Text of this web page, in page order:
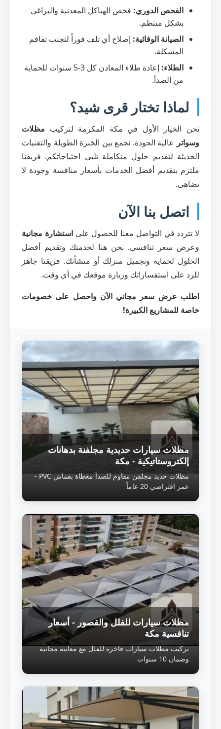
الفحص الدوري: فحص الهياكل المعدنية والبراغي
بشكل منتظم.
الصيانة الوقائية: إصلاح أي تلف فوراً لتجنب تفاقم
المشكلة.
الطلاء:
إعادة طلاء المعادن كل 3-5 سنوات للحماية
من الصدأ.
لماذا تختار قرى شيد؟
نحن الخيار الأول في مكة المكرمة لتركيب مظلات
وسواتر عالية الجودة. نجمع بين الخبرة الطويلة والتقنيات
الحديثة لتقديم حلول متكاملة تلبي احتياجاتكم. فريقنا
ملتزم بتقديم أفضل الخدمات بأسعار منافسة وجودة لا
تضاهى.
اتصل بنا الآن
لا تتردد في التواصل معنا للحصول علىاستشارة مجانية
وعرض سعر تنافسي. نحن هنا لخدمتك وتقديم أفضل
الحلول لحماية وتجميل منزلك أو منشأتك. فريقنا جاهز
للرد على استفساراتك وزيارة موقعك في أي وقت.
اطلب عرض سعر مجاني الآن واحصل على خصومات
خاصة للمشاريع الكبيرة!
مظلات سيارات حديدية مجلفنة بدهانات
إلكتروستاتيكية - مكة
مظلات حديد مجلفن مقاوم للصدأ مغطاة بقماش PVC -
عمر افتراضي 20 عاماً
مظلات سيارات للفلل والقصور - أسعار
تنافسية مكة
تركيب مظلات سيارات فاخرة للفلل مع معاينة مجانية
وضمان 10 سنوات